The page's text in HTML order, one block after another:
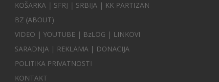
KOŠARKA | SFRJ | SRBIJA | KK PARTIZAN
BZ (ABOUT)
VIDEO | YOUTUBE | BzLOG | LINKOVI
SARADNJA | REKLAMA | DONACIJA
POLITIKA PRIVATNOSTI
KONTAKT